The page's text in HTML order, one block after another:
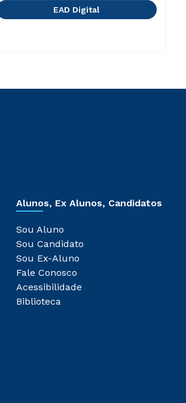
EAD Digital
Alunos, Ex Alunos, Candidatos
Sou Aluno
Sou Candidato
Sou Ex-Aluno
Fale Conosco
Acessibilidade
Biblioteca